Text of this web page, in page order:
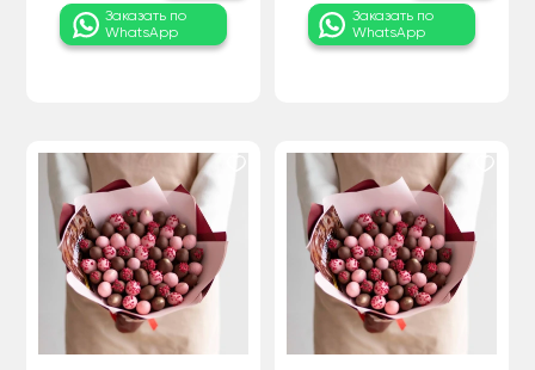
Заказать по
WhatsApp
Заказать по
WhatsApp